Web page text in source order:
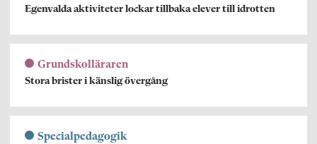
Egenvalda aktiviteter lockar tillbaka elever till idrotten
Grundskolläraren
Stora brister i känslig övergång
Specialpedagogik